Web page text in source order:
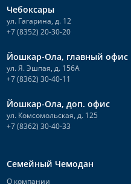
по двум водным артериям:
время круиза на теплоходе вы
Нижний Новгород;
Самара;
Астрахань;
Ярославль;
Чебоксары;
Кострома;
Организовываются
Чебоксары
ул. Гагарина, д. 12
+7 (8352) 20-30-20
Йошкар-Ола, главный офис
ул. Я. Эшпая, д. 156А
+7 (8362) 30-40-11
Йошкар-Ола, доп. офис
ул. Комсомольская, д. 125
+7 (8362) 30-40-33
Семейный Чемодан
О компании